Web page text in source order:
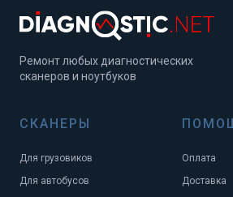
Ремонт любых диагностических
сканеров и ноутбуков
СКАНЕРЫ
Для грузовиков
Для автобусов
Оплата
Доставка